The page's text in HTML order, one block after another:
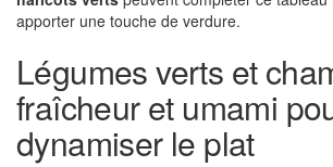
apporter une touche de verdure.
Légumes verts et
fraîcheur et umami
dynamiser le plat